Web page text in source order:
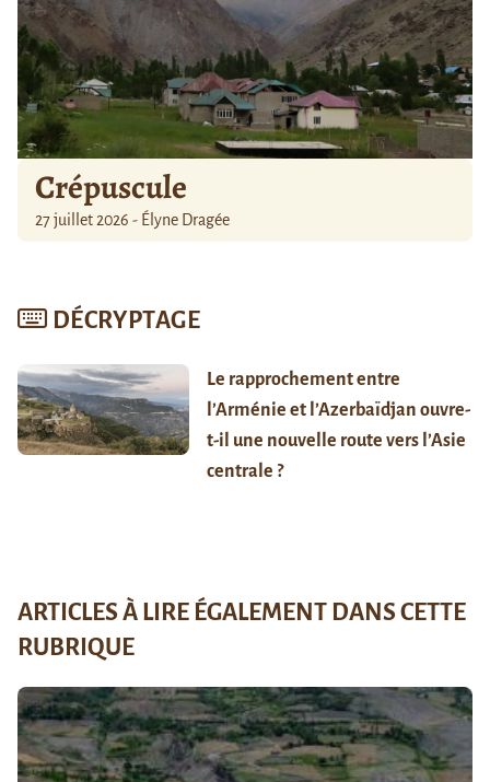
Crépuscule
27 juillet 2026 - Élyne Dragée
DÉCRYPTAGE
Le rapprochement entre
l’Arménie et l’Azerbaïdjan ouvre-
t-il une nouvelle route vers l’Asie
centrale ?
ARTICLES À LIRE ÉGALEMENT DANS CETTE
RUBRIQUE